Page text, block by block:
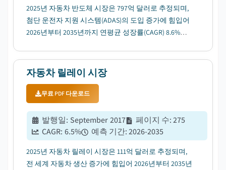
2025년 자동차 반도체 시장은 797억 달러로 추정되며,
첨단 운전자 지원 시스템(ADAS)의 도입 증가에 힘입어
2026년부터 2035년까지 연평균 성장률(CAGR) 8.6%로
자동차 릴레이 시장
무료 PDF 다운로드
발행일: September 2017 페이지 수:275
CAGR: 6.5% 예측 기간:2026-2035
2025년 자동차 릴레이 시장은 111억 달러로 추정되며,
전 세계 자동차 생산 증가에 힘입어 2026년부터 2035년